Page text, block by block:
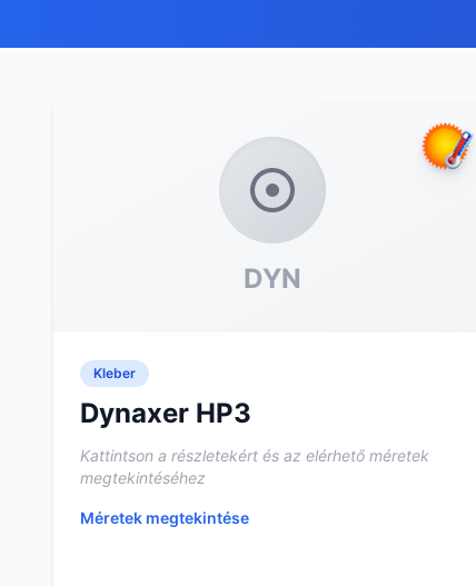
DYN
Kleber
Dynaxer HP3
Kattintson a részletekért és az elérhető méretek
megtekintéséhez
Méretek megtekintése